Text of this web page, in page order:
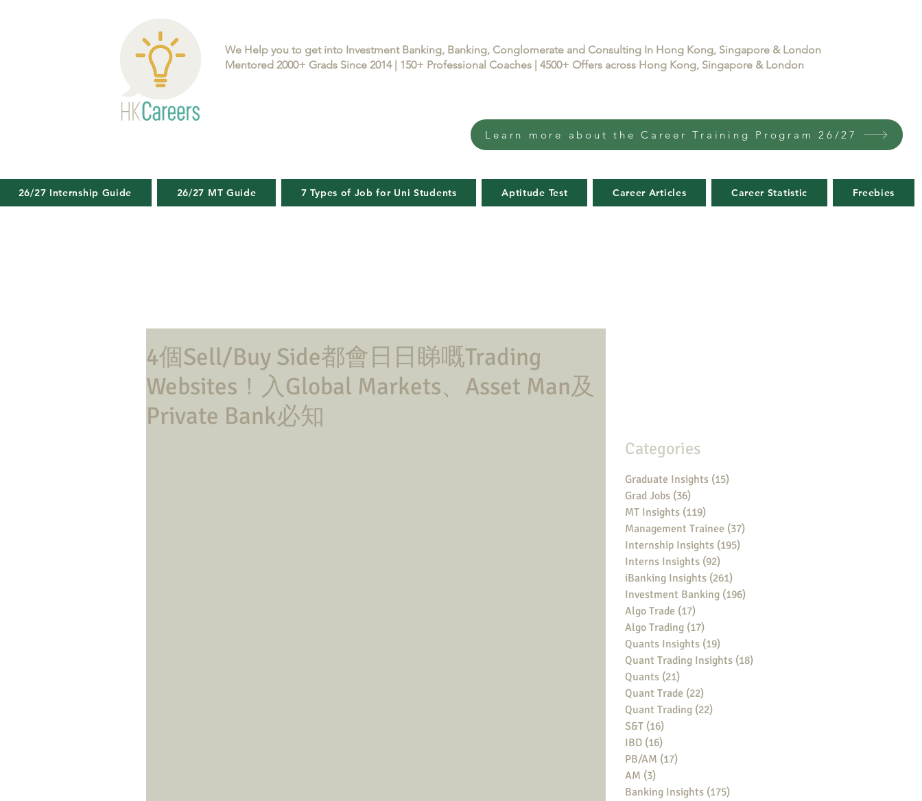
We Help you to get into Investment Banking, Banking, Conglomerate and Consulting In Hong Kong, Singapore & London
Mentored 2000+ Grads Since 2014 | 150+ Professional Coaches | 4500+ Offers across Hong Kong, Singapore & London
Learn more about the Career Training Program 26/27
26/27 Internship Guide 26/27 MT Guide 7 Types of Job for Uni Students Aptitude Test Career Articles Career Statistic Freebies
4個Sell/Buy Side都會日日睇嘅Trading
Websites！入Global Markets、Asset Man及
Private Bank必知
Categories
Graduate Insights (15)
Grad Jobs (36)
MT Insights (119)
Management Trainee (37)
Internship Insights (195)
Interns Insights (92)
iBanking Insights (261)
Investment Banking (196)
Algo Trade (17)
Algo Trading (17)
Quants Insights (19)
Quant Trading Insights (18)
Quants (21)
Quant Trade (22)
Quant Trading (22)
S&T (16)
IBD (16)
PB/AM (17)
AM (3)
Banking Insights (175)